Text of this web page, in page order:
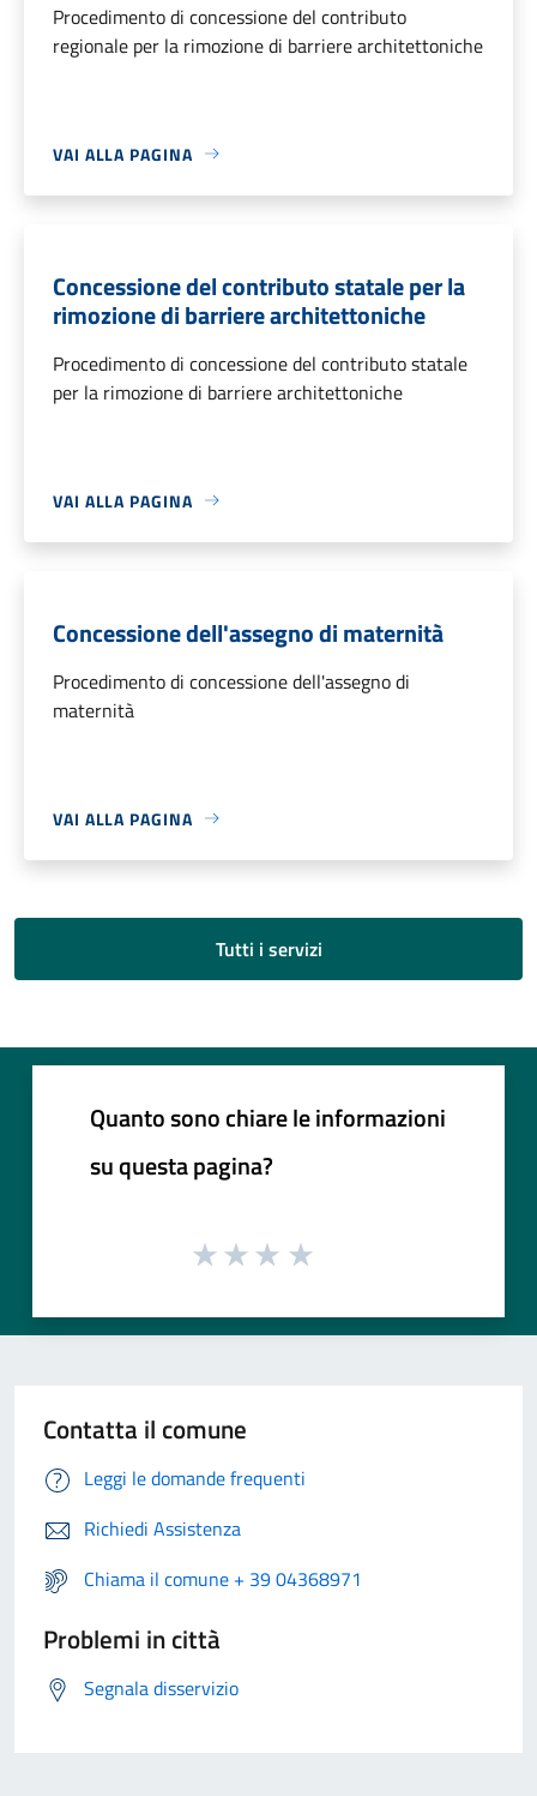
Procedimento di concessione del contributo
regionale per la rimozione di barriere architettoniche
VAI ALLA PAGINA
Concessione del contributo statale per la
rimozione di barriere architettoniche
Procedimento di concessione del contributo statale
per la rimozione di barriere architettoniche
VAI ALLA PAGINA
Concessione dell'assegno di maternità
Procedimento di concessione dell'assegno di
maternità
VAI ALLA PAGINA
Tutti i servizi
Quanto sono chiare le informazioni
su questa pagina?
Contatta il comune
Leggi le domande frequenti
Richiedi Assistenza
Chiama il comune + 39 04368971
Problemi in città
Segnala disservizio